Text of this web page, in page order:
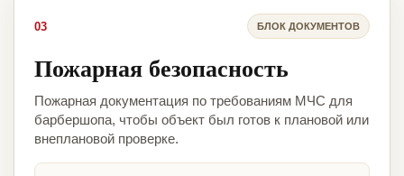
03 БЛОК ДОКУМЕНТОВ
Пожарная безопасность
Пожарная документация по требованиям МЧС для
барбершопа, чтобы объект был готов к плановой или
внеплановой проверке.